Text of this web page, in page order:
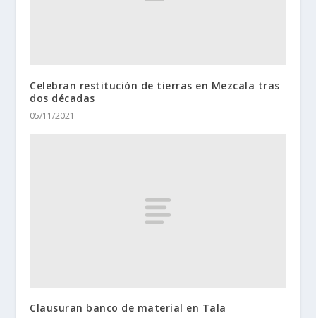
Celebran restitución de tierras en Mezcala tras
dos décadas
05/11/2021
Clausuran banco de material en Tala